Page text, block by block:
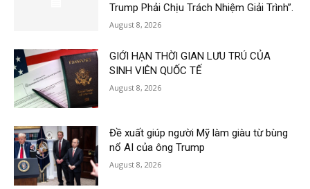
Trump Phải Chịu Trách Nhiệm Giải Trình”.
August 8, 2026
GIỚI HẠN THỜI GIAN LƯU TRÚ CỦA
SINH VIÊN QUỐC TẾ
August 8, 2026
Đề xuất giúp người Mỹ làm giàu từ bùng
nổ AI của ông Trump
August 8, 2026